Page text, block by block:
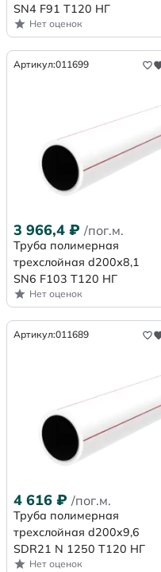
SN4 F91 Т120 НГ
Нет оценок
Артикул:011699
3 966,4 ₽ /пог.м.
Труба полимерная
трехслойная d200х8,1
SN6 F103 Т120 НГ
Нет оценок
Артикул:011689
4 616 ₽ /пог.м.
Труба полимерная
трехслойная d200x9,6
SDR21 N 1250 Т120 НГ
Нет оценок